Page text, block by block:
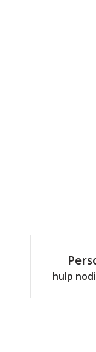
hulp